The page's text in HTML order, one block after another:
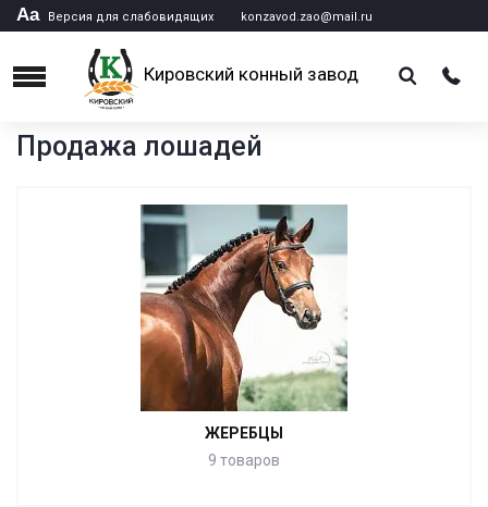
Аа Версия для слабовидящих konzavod.zao@mail.ru
Menu Кировский конный завод
Продажа лошадей
ЖЕРЕБЦЫ
9 товаров